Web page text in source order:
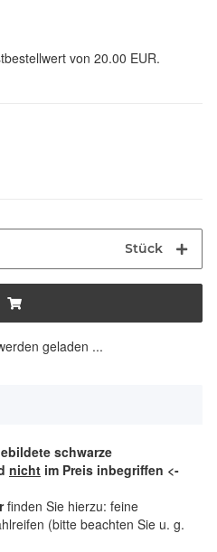
von 20.00 EUR.
Stück
geladen ...
schwarze
nicht im Preis inbegriffen <-
finden Sie hierzu: feine
(bitte beachten Sie u. g.